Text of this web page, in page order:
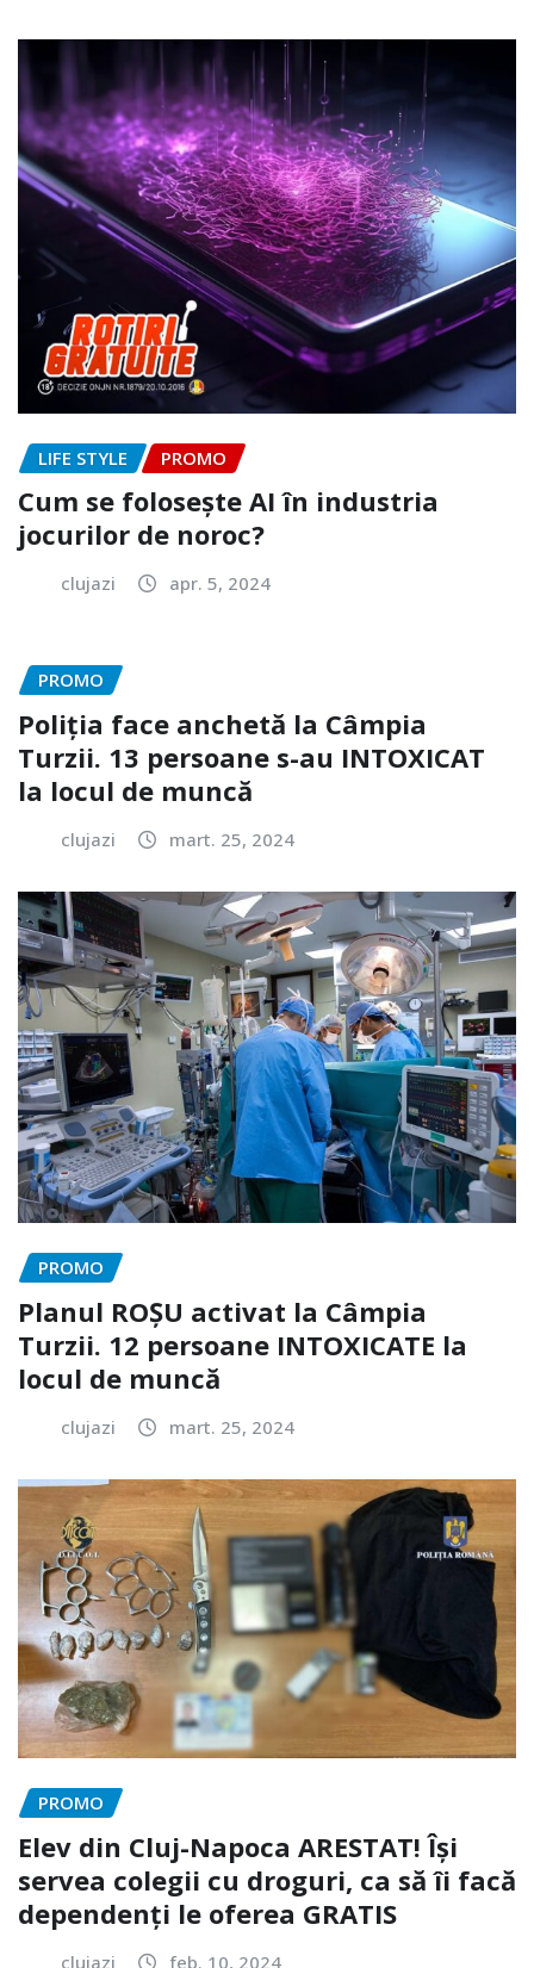
LIFE STYLE PROMO
Cum se folosește AI în industria
jocurilor de noroc?
clujazi apr. 5, 2024
PROMO
Poliția face anchetă la Câmpia
Turzii. 13 persoane s-au INTOXICAT
la locul de muncă
clujazi mart. 25, 2024
PROMO
Planul ROȘU activat la Câmpia
Turzii. 12 persoane INTOXICATE la
locul de muncă
clujazi mart. 25, 2024
PROMO
Elev din Cluj-Napoca ARESTAT! Își
servea colegii cu droguri, ca să îi facă
dependenți le oferea GRATIS
clujazi feb. 10, 2024